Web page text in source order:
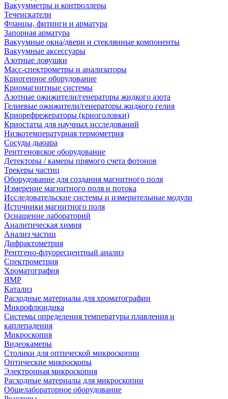
Вакуумметры и контроллеры
Течеискатели
Фланцы, фитинги и арматура
Запорная арматура
Вакуумные окна/двери и стеклянные компоненты
Вакуумные аксессуары
Азотные ловушки
Масс-спектрометры и анализаторы
Криогенное оборудование
Криомагнитные системы
Азотные ожижители/генераторы жидкого азота
Гелиевые ожижители/генераторы жидкого гелия
Криорефрежераторы (криоголовки)
Криостаты для научных исследований
Низкотемпературная термометрия
Сосуды дьюара
Рентгеновское оборудование
Детекторы / камеры прямого счета фотонов
Трекеры частиц
Оборудование для создания магнитного поля
Измерение магнитного поля и потока
Исследовательские системы и измерительные модули
Источники магнитного поля
Оснащение лабораторий
Аналитическая химия
Анализ частиц
Дифрактометрия
Рентгено-флуоресцентный анализ
Спектрометрия
Хроматография
ЯМР
Катализ
Расходные материалы для хроматографии
Микрофлюидика
Системы определения температуры плавления и
каплепадения
Микроскопия
Видеокамеры
Столики для оптической микроскопии
Оптические микроскопы
Электронная микроскопия
Расходные материалы для микроскопии
Общелабораторное оборудование